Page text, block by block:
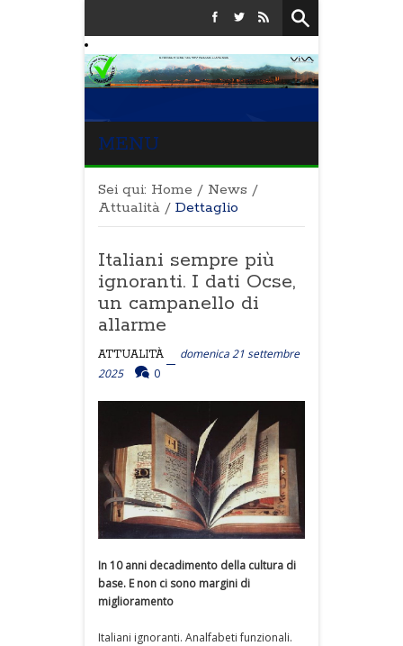
MENU
Sei qui: Home / News /
Attualità / Dettaglio
Italiani sempre più
ignoranti. I dati Ocse,
un campanello di
allarme
ATTUALITÀ
domenica 21 settembre
2025
0
In 10 anni decadimento della cultura di
base. E non ci sono margini di
miglioramento
Italiani ignoranti. Analfabeti funzionali.